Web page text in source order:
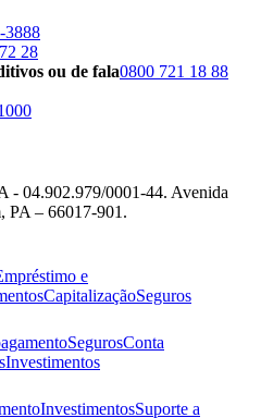
3888
28
ou de fala0800 721 18 88
- 04.902.979/0001‐44. Avenida
PA – 66017-901.
e
CapitalizaçãoSeguros
SegurosConta
Investimentos
InvestimentosSuporte a